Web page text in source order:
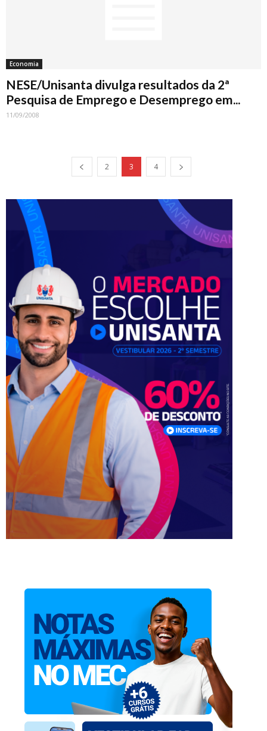
Economia
NESE/Unisanta divulga resultados da 2ª
Pesquisa de Emprego e Desemprego em...
11/09/2008
2 3 4